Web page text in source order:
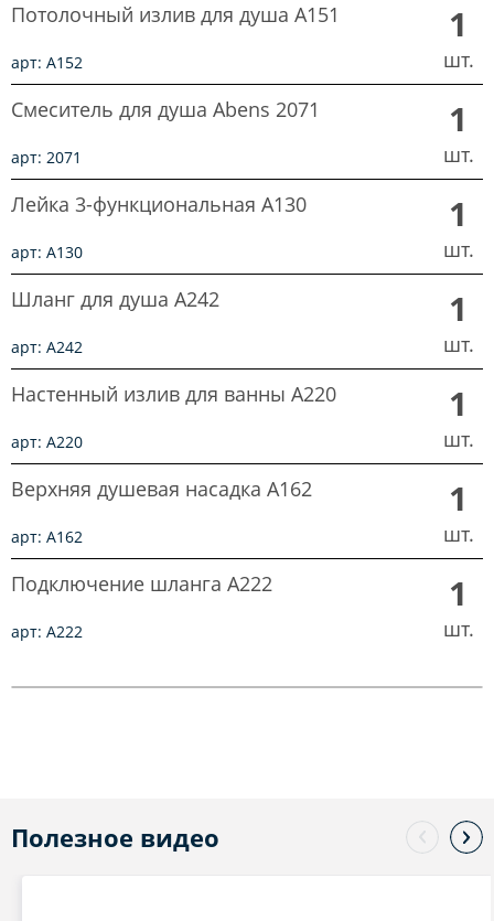
Потолочный излив для душа A151
арт: A152
1
шт.
Смеситель для душа Abens 2071
арт: 2071
1
шт.
Лейка 3-функциональная A130
арт: A130
1
шт.
Шланг для душа A242
арт: A242
1
шт.
Настенный излив для ванны A220
арт: A220
1
шт.
Верхняя душевая насадка A162
арт: A162
1
шт.
Подключение шланга A222
арт: A222
1
шт.
Полезное видео